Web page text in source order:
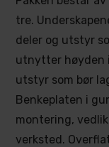
tre.
deler og utstyr
utnytter høyden
utstyr som bør
Benkeplaten i
montering,
verksted.